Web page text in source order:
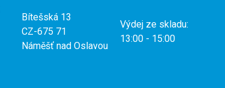
Bítešská 13
CZ-675 71
Náměšť nad Oslavou
Výdej ze skladu:
13:00 - 15:00